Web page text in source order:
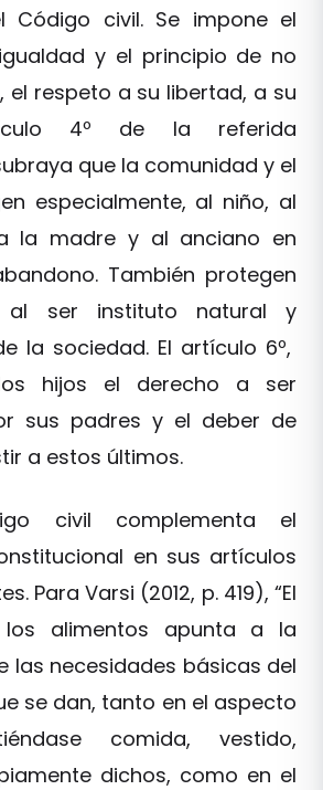
Código civil. Se impone el
y el principio de no
el respeto a su libertad, a su
4º de la referida
que la comunidad y el
especialmente, al niño, al
la madre y al anciano en
También protegen
ser instituto natural y
la sociedad. El artículo 6º,
hijos el derecho a ser
sus padres y el deber de
a estos últimos.
civil complementa el
en sus artículos
Para Varsi (2012, p. 419), “El
alimentos apunta a la
las necesidades básicas del
se dan, tanto en el aspecto
comida, vestido,
dichos, como en el